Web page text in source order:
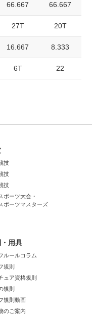
66.667 66.667
27T 20T
16.667 8.333
6T 22
技
技
技
ポーツ大会・
ポーツマスターズ
用具
ルールコラム
規則
ュア資格規則
規則
規則動画
のご案内